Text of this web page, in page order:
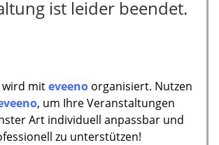
ist leider beendet.
wird miteveeno organisiert. Nutzen
, um Ihre Veranstaltungen
Art individuell anpassbar und
zu unterstützen!